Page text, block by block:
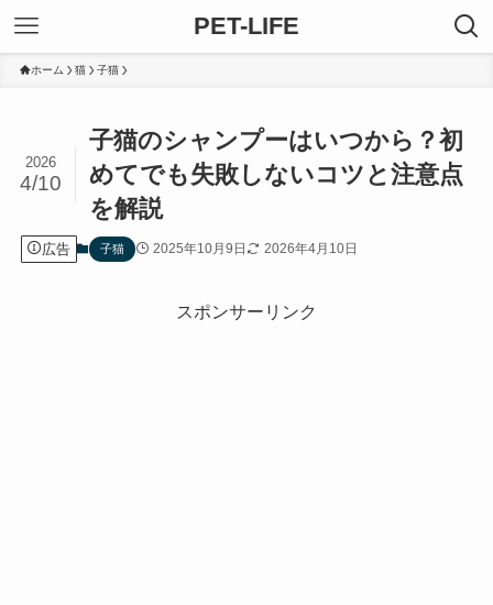
PET-LIFE
ホーム 猫 子猫
子猫のシャンプーはいつから？初
めてでも失敗しないコツと注意点
を解説
2026
4/10
広告 子猫 2025年10月9日 2026年4月10日
スポンサーリンク